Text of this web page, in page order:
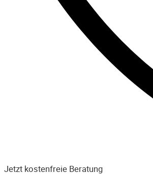
Jetzt kostenfreie Beratung